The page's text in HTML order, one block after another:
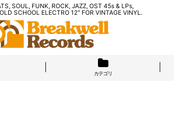
SOUL, FUNK, ROCK, JAZZ, OST 45s & LPs,
SCHOOL ELECTRO 12" FOR VINTAGE VINYL.
カテゴリ